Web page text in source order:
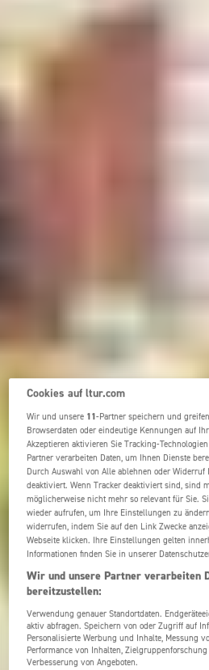
Cookies auf ltur.com
Wir und unsere 11-Partner speichern und
Browserdaten oder eindeutige Kennungen auf
Akzeptieren aktivieren Sie Tracking-
Partner verarbeiten Daten, um Ihnen Dienste
Durch Auswahl von Alle ablehnen oder
deaktiviert. Wenn Tracker deaktiviert sind, sind
möglicherweise nicht mehr so relevant für Sie.
wieder aufrufen, um Ihre Einstellungen zu
widerrufen, indem Sie auf den Link Zwecke
Webseite klicken. Ihre Einstellungen gelten
Informationen finden Sie in unserer
Wir und unsere Partner verarbeiten
bereitzustellen:
Verwendung genauer Standortdaten.
aktiv abfragen. Speichern von oder Zugriff auf
Personalisierte Werbung und Inhalte, Messung
Performance von Inhalten,
Verbesserung von Angeboten.